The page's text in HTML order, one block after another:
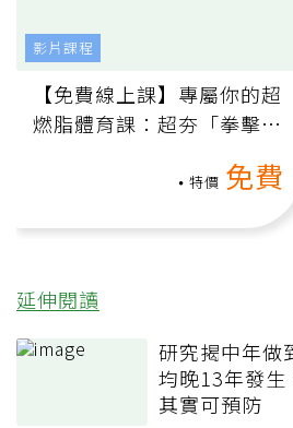
【免費線上課】專屬你的超
燃脂體育課：超夯「拳擊有
特價 免費
影片課程
延伸閱讀
研究揭中年做
均晚13年發生
其實可預防